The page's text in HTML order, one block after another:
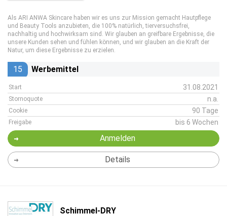
Als ARI ANWA Skincare haben wir es uns zur Mission gemacht Hautpflege
und Beauty Tools anzubieten, die 100% natürlich, tierversuchsfrei,
nachhaltig und hochwirksam sind. Wir glauben an greifbare Ergebnisse, die
unsere Kunden sehen und fühlen können, und wir glauben an die Kraft der
Natur, um diese Ergebnisse zu erzielen.
15 Werbemittel
Start 31.08.2021
Stornoquote n.a.
Cookie 90 Tage
Freigabe bis 6 Wochen
Anmelden
Details
Schimmel-DRY